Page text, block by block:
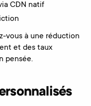
CDN natif
vous à une réduction
et des taux
pensée.